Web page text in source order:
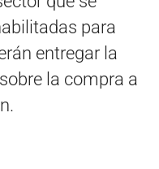
para
entregar la
la compra a